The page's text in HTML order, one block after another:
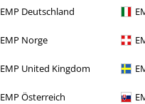
EMP Deutschland
EMP Norge
EMP United Kingdom
EMP Österreich